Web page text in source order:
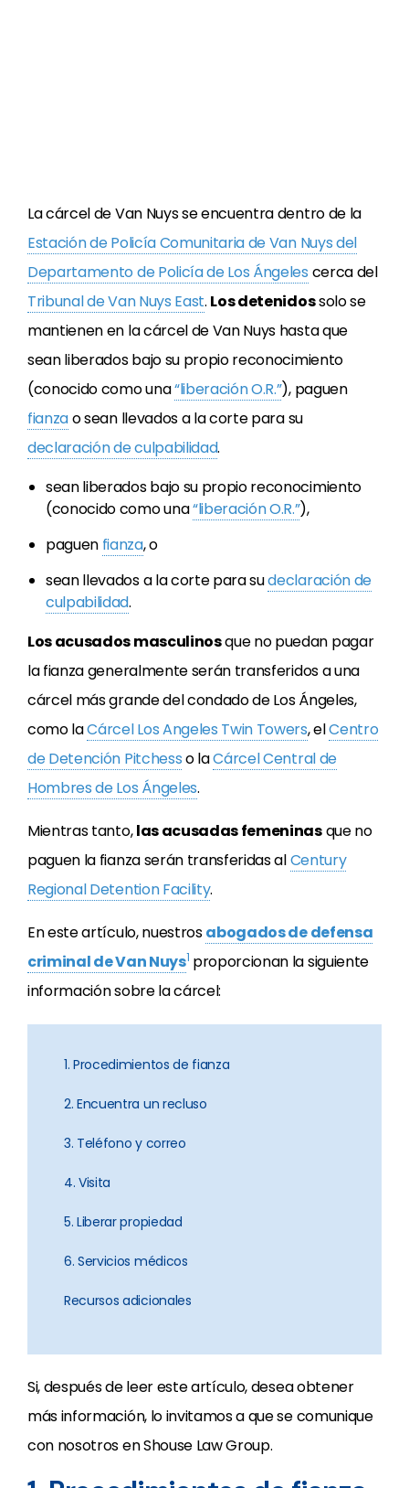
La cárcel de Van Nuys se encuentra dentro de la
Estación de Policía Comunitaria de Van Nuys del
Departamento de Policía de Los Ángeles cerca del
Tribunal de Van Nuys East. Los detenidossolo se
mantienen en la cárcel de Van Nuys hasta que
sean liberados bajo su propio reconocimiento
(conocido como una“liberación O.R.”), paguen
fianzao sean llevados a la corte para su
declaración de culpabilidad.
sean liberados bajo su propio reconocimiento
(conocido como una“liberación O.R.”),
paguen fianza, o
sean llevados a la corte para sudeclaración de
culpabilidad.
Los acusadosmasculinosque no puedan pagar
la fianza generalmente serán transferidos a una
cárcel más grande del condado de Los Ángeles,
como laCárcel Los Angeles Twin Towers, elCentro
de Detención Pitchesso laCárcel Central de
Hombres de Los Ángeles.
Mientras tanto,las acusadas femeninasque no
paguen la fianza serán transferidas alCentury
Regional Detention Facility.
En este artículo, nuestrosabogados de defensa
criminal de Van Nuys1 proporcionan la siguiente
información sobre la cárcel:
1. Procedimientos de fianza
2. Encuentra un recluso
3. Teléfono y correo
4. Visita
5. Liberar propiedad
6. Servicios médicos
Recursos adicionales
Si, después de leer este artículo, desea obtener
más información, lo invitamos a que se comunique
con nosotros en Shouse Law Group.